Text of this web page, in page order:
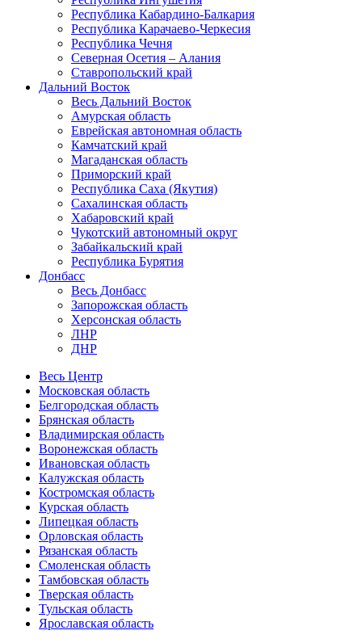
Республика Кабардино-Балкария
Республика Карачаево-Черкесия
Республика Чечня
Северная Осетия – Алания
Ставропольский край
Дальний Восток
Весь Дальний Восток
Амурская область
Еврейская автономная область
Камчатский край
Магаданская область
Приморский край
Республика Саха (Якутия)
Сахалинская область
Хабаровский край
Чукотский автономный округ
Забайкальский край
Республика Бурятия
Донбасс
Весь Донбасс
Запорожская область
Херсонская область
ЛНР
ДНР
Весь Центр
Московская область
Белгородская область
Брянская область
Владимирская область
Воронежская область
Ивановская область
Калужская область
Костромская область
Курская область
Липецкая область
Орловская область
Рязанская область
Смоленская область
Тамбовская область
Тверская область
Тульская область
Ярославская область